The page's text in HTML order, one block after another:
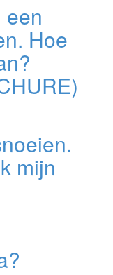
een
Hoe
mijn